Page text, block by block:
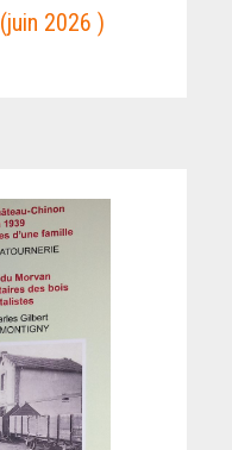
(juin 2026 )